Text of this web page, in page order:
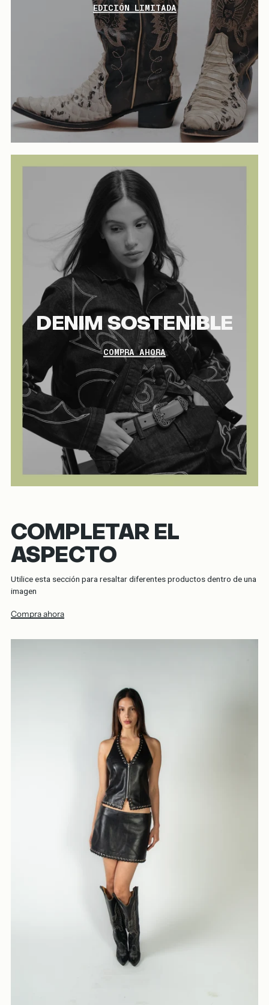
EDICIÓN LIMITADA
DENIM SOSTENIBLE
COMPRA AHORA
COMPLETAR EL
ASPECTO
Utilice esta sección para resaltar diferentes productos dentro de una
imagen
Compra ahora